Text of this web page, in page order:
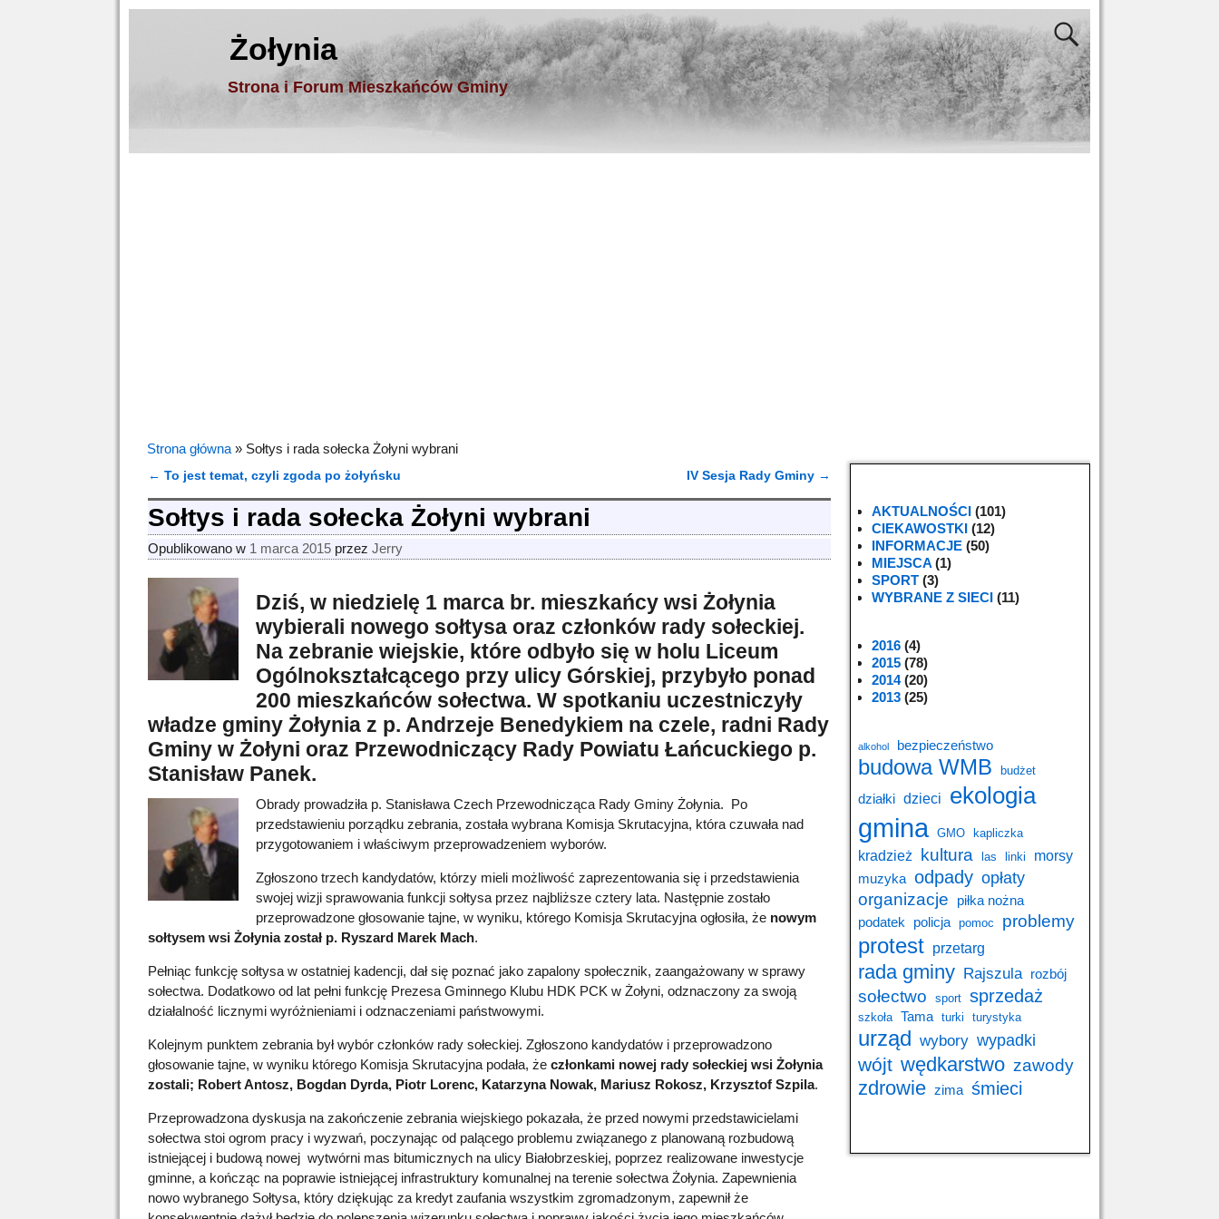
Żołynia
Strona i Forum Mieszkańców Gminy
Strona główna » Sołtys i rada sołecka Żołyni wybrani
Nawigacja
← To jest temat, czyli zgoda po żołyńsku IV Sesja Rady Gminy →
Sołtys i rada sołecka Żołyni wybrani
Opublikowano w 1 marca 2015 przezJerry
Dziś, w niedzielę 1 marca br. mieszkańcy wsi Żołynia
wybierali nowego sołtysa oraz członków rady sołeckiej.
Na zebranie wiejskie, które odbyło się w holu Liceum
Ogólnokształcącego przy ulicy Górskiej, przybyło ponad
200 mieszkańców sołectwa. W spotkaniu uczestniczyły
władze gminy Żołynia z p. Andrzeje Benedykiem na czele, radni Rady
Gminy w Żołyni oraz Przewodniczący Rady Powiatu Łańcuckiego p.
Stanisław Panek.
Obrady prowadziła p. Stanisława Czech Przewodnicząca Rady Gminy Żołynia. Po
przedstawieniu porządku zebrania, została wybrana Komisja Skrutacyjna, która czuwała nad
przygotowaniem i właściwym przeprowadzeniem wyborów.
Zgłoszono trzech kandydatów, którzy mieli możliwość zaprezentowania się i przedstawienia
swojej wizji sprawowania funkcji sołtysa przez najbliższe cztery lata. Następnie zostało
przeprowadzone głosowanie tajne, w wyniku, którego Komisja Skrutacyjna ogłosiła, że nowym
sołtysem wsi Żołynia został p. Ryszard Marek Mach.
Pełniąc funkcję sołtysa w ostatniej kadencji, dał się poznać jako zapalony społecznik, zaangażowany w sprawy
sołectwa. Dodatkowo od lat pełni funkcję Prezesa Gminnego Klubu HDK PCK w Żołyni, odznaczony za swoją
działalność licznymi wyróżnieniami i odznaczeniami państwowymi.
Kolejnym punktem zebrania był wybór członków rady sołeckiej. Zgłoszono kandydatów i przeprowadzono
głosowanie tajne, w wyniku którego Komisja Skrutacyjna podała, żeczłonkami nowej rady sołeckiej wsi Żołynia
zostali; Robert Antosz, Bogdan Dyrda, Piotr Lorenc, Katarzyna Nowak, Mariusz Rokosz, Krzysztof Szpila.
Przeprowadzona dyskusja na zakończenie zebrania wiejskiego pokazała, że przed nowymi przedstawicielami
sołectwa stoi ogrom pracy i wyzwań, poczynając od palącego problemu związanego z planowaną rozbudową
istniejącej i budową nowej wytwórni mas bitumicznych na ulicy Białobrzeskiej, poprzez realizowane inwestycje
gminne, a kończąc na poprawie istniejącej infrastruktury komunalnej na terenie sołectwa Żołynia. Zapewnienia
nowo wybranego Sołtysa, który dziękując za kredyt zaufania wszystkim zgromadzonym, zapewnił że
AKTUALNOŚCI (101)
CIEKAWOSTKI (12)
INFORMACJE (50)
MIEJSCA (1)
SPORT (3)
WYBRANE Z SIECI (11)
2016 (4)
2015 (78)
2014(20)
2013 (25)
alkohol bezpieczeństwo
budowa WMB budżet
działki dzieci ekologia
gmina GMO kapliczka
kradzież kultura las linki morsy
muzyka odpady opłaty
organizacje
piłka nożna
podatek
policja pomoc problemy
protest przetarg
rada gminy Rajszula rozbój
sołectwo sport sprzedaż
szkoła Tama turki turystyka
urząd wybory wypadki
wójt wędkarstwo zawody
zdrowie zima śmieci